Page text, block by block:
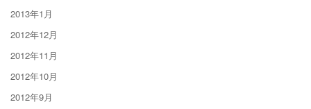
2013年1月
2012年12月
2012年11月
2012年10月
2012年9月